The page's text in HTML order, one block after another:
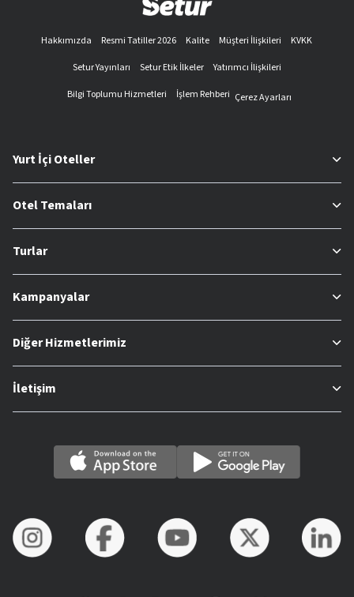
Hakkımızda Resmi Tatiller 2026 Kalite Müşteri İlişkileri
KVKK
Setur Yayınları
Setur Etik İlkeler
Yatırımcı İlişkileri
Bilgi Toplumu Hizmetleri
İşlem Rehberi Çerez Ayarları
Yurt İçi Oteller
Otel Temaları
Turlar
Kampanyalar
Diğer Hizmetlerimiz
İletişim